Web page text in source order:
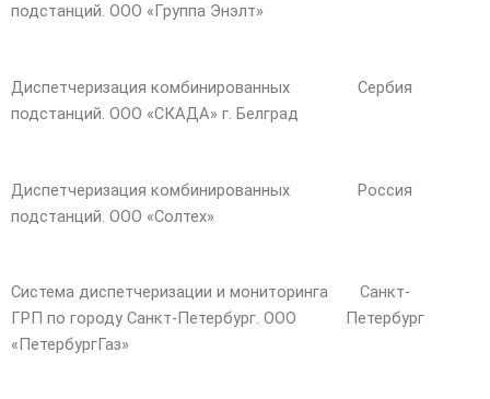
подстанций. ООО «Группа Энэлт»
Диспетчеризация комбинированных
подстанций. ООО «СКАДА» г. Белград
Сербия
Диспетчеризация комбинированных
подстанций. ООО «Солтех»
Россия
Система диспетчеризации и мониторинга
ГРП по городу Санкт-Петербург. ООО
«ПетербургГаз»
Санкт-
Петербург